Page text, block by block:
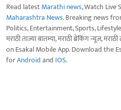
Read latestMarathi news, Watch Live
Maharashtra News. Breaking news
Politics, Entertainment, Sports,
मराठी ताज्या बातम्या, मराठी ब्रेकिंग न्यूज,
on Esakal Mobile App. Download the
forAndroidand IOS.